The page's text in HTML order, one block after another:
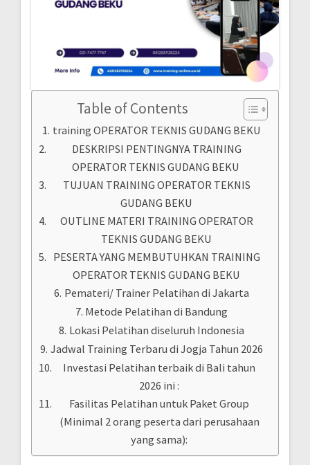
Table of Contents
training OPERATOR TEKNIS GUDANG BEKU
DESKRIPSI PENTINGNYA TRAINING
OPERATOR TEKNIS GUDANG BEKU
TUJUAN TRAINING OPERATOR TEKNIS
GUDANG BEKU
OUTLINE MATERI TRAINING OPERATOR
TEKNIS GUDANG BEKU
PESERTA YANG MEMBUTUHKAN TRAINING
OPERATOR TEKNIS GUDANG BEKU
Pemateri/ Trainer Pelatihan di Jakarta
Metode Pelatihan di Bandung
Lokasi Pelatihan diseluruh Indonesia
Jadwal Training Terbaru di Jogja Tahun 2026
Investasi Pelatihan terbaik di Bali tahun
2026 ini :
Fasilitas Pelatihan untuk Paket Group
(Minimal 2 orang peserta dari perusahaan
yang sama):